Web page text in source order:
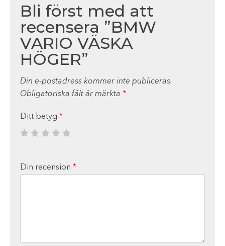
Bli först med att
recensera ”BMW
VARIO VÄSKA
HÖGER”
Din e-postadress kommer inte publiceras.
Obligatoriska fält är märkta *
Ditt betyg *
Din recension *